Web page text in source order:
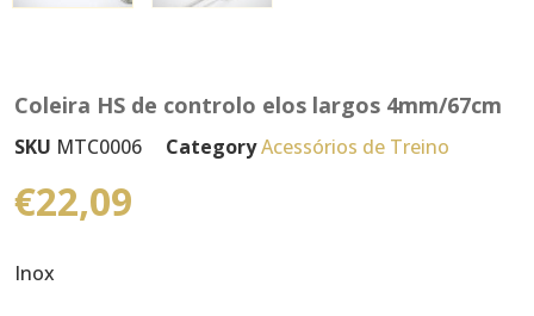
Coleira HS de controlo elos largos 4mm/67cm
SKU MTC0006 CategoryAcessórios de Treino
€22,09
Inox